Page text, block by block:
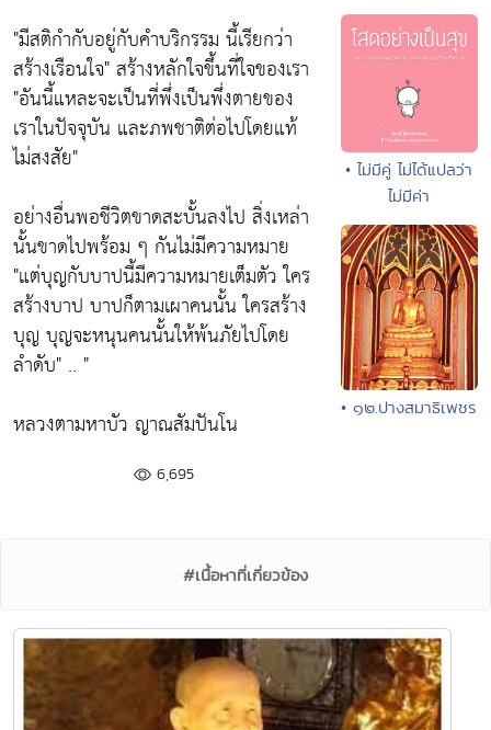
"มีสติกำกับอยู่กับคำบริกรรม นี้เรียกว่า
สร้างเรือนใจ"สร้างหลักใจขึ้นที่ใจของเรา
"อันนี้แหละจะเป็นที่พึ่งเป็นพึ่งตายของ
เราในปัจจุบัน และภพชาติต่อไปโดยแท้
ไม่สงสัย"
อย่างอื่นพอชีวิตขาดสะบั้นลงไป สิ่งเหล่า
นั้นขาดไปพร้อม ๆ กันไม่มีความหมาย
"แต่บุญกับบาปนี้มีความหมายเต็มตัว ใคร
สร้างบาป บาปก็ตามเผาคนนั้น ใครสร้าง
บุญ บุญจะหนุนคนนั้นให้พ้นภัยไปโดย
ลำดับ" .. "
หลวงตามหาบัว ญาณสัมปันโน
6,695
• ไม่มีคู่ ไม่ได้แปลว่า
ไม่มีค่า
• ๑๒.ปางสมาธิเพชร
#เนื้อหาที่เกี่ยวข้อง